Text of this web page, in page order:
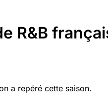
R&B
a repéré cette saison.